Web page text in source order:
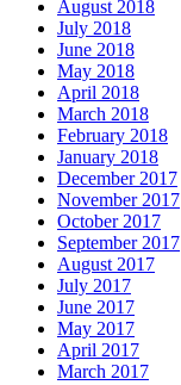
August 2018
July 2018
June 2018
May 2018
April 2018
March 2018
February 2018
January 2018
December 2017
November 2017
October 2017
September 2017
August 2017
July 2017
June 2017
May 2017
April 2017
March 2017